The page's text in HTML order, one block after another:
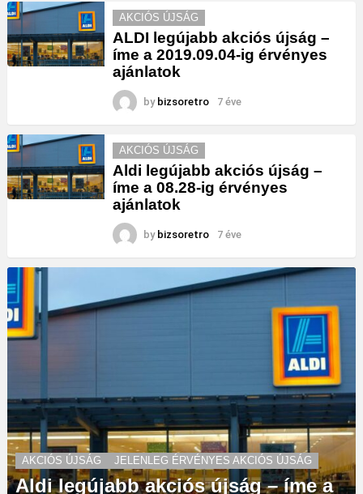
MORE
STORIES
AKCIÓS ÚJSÁG
ALDI legújabb akciós újság –
íme a 2019.09.04-ig érvényes
ajánlatok
by bizsoretro 7 éve
AKCIÓS ÚJSÁG
Aldi legújabb akciós újság –
íme a 08.28-ig érvényes
ajánlatok
by bizsoretro 7 éve
AKCIÓS ÚJSÁG JELENLEG ÉRVÉNYES AKCIÓS ÚJSÁG
Aldi legújabb akciós újság – íme a